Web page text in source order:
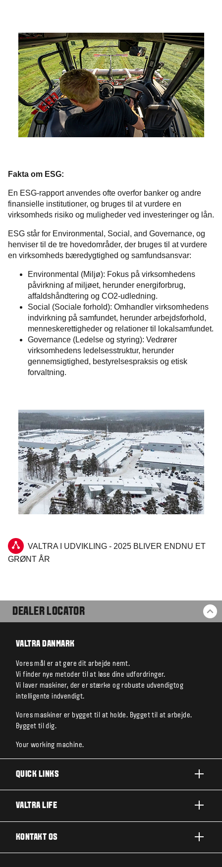
Fakta om ESG:
En ESG-rapport anvendes ofte overfor banker og andre
finansielle institutioner, og bruges til at vurdere en
virksomheds risiko og muligheder ved investeringer og lån.
ESG står for Environmental, Social, and Governance, og
henviser til de tre hovedområder, der bruges til at vurdere
en virksomheds bæredygtighed og samfundsansvar:
Environmental (Miljø): Fokus på virksomhedens
påvirkning af miljøet, herunder energiforbrug,
affaldshåndtering og CO2-udledning.
Social (Sociale forhold): Omhandler virksomhedens
indvirkning på samfundet, herunder arbejdsforhold,
menneskerettigheder og relationer til lokalsamfundet.
Governance (Ledelse og styring): Vedrører
virksomhedens ledelsesstruktur, herunder
gennemsigtighed, bestyrelsespraksis og etisk
forvaltning.
VALTRA I UDVIKLING - 2025 BLIVER ENDNU ET
GRØNT ÅR
DEALER LOCATOR
VALTRA DANMARK
Vores mål er at gøre dit arbejde nemt.
Vi finder nye metoder til at løse dine udfordringer.
Vi laver maskiner, der er stærke og robuste udvendigtog
intelligente indvendigt.
Vores maskiner er bygget til at holde. Bygget til at arbejde.
Bygget til dig.
Your working machine.
QUICK LINKS
TEKNOLOGILØSNINGER
VALTRA LIFE
KONTAKT OS